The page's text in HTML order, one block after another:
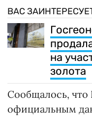
ВАС
на
золота
Сообщалось, что
официальным